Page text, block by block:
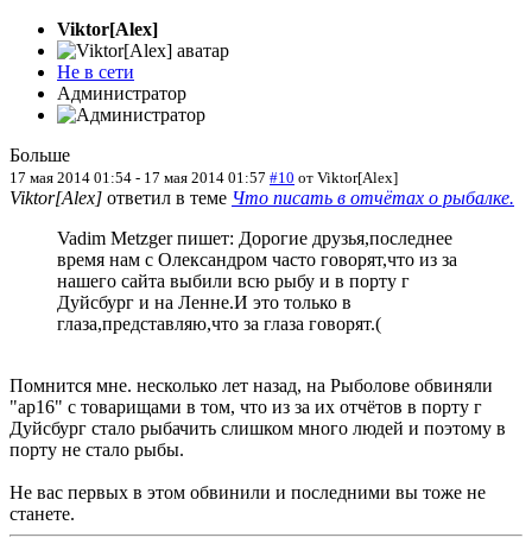
Viktor[Alex]
Не в сети
Администратор
Больше
17 мая 2014 01:54 - 17 мая 2014 01:57 #10 от Viktor[Alex]
Viktor[Alex] ответил в теме Что писать в отчётах о рыбалке.
Vadim Metzger пишет: Дорогие друзья,последнее
время нам с Олександром часто говорят,что из за
нашего сайта выбили всю рыбу и в порту г
Дуйсбург и на Ленне.И это только в
глаза,представляю,что за глаза говорят.(
Помнится мне. несколько лет назад, на Рыболове обвиняли
"ар16" с товарищами в том, что из за их отчётов в порту г
Дуйсбург стало рыбачить слишком много людей и поэтому в
порту не стало рыбы.
Не вас первых в этом обвинили и последними вы тоже не
станете.